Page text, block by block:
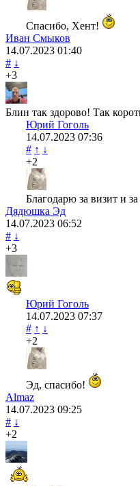
Спасибо, Хент!
Иван Смыков
14.07.2023 01:40
# ↓
+3
Блин так здорово! Так
Юрий Гоголь
14.07.2023 07:36
# ↑ ↓
+2
Благодарю за визит и
Дядюшка Эд
14.07.2023 06:52
# ↓
+3
Юрий Гоголь
14.07.2023 07:37
# ↑ ↓
+2
Эд, спасибо!
Almaz
14.07.2023 09:25
# ↓
+2